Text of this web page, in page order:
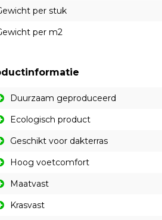
per stuk
per m2
Duurzaam geproduceerd
Ecologisch product
Geschikt voor dakterras
Hoog voetcomfort
Maatvast
Krasvast